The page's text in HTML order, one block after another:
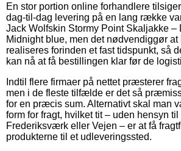
En stor portion online forhandlere
dag-til-dag levering på en lang række
Jack Wolfskin Stormy Point Skaljakke –
Midnight blue, men det nødvendiggør
realiseres forinden et fast tidspunkt, så
kan nå at få bestillingen klar før de
Indtil flere firmaer på nettet præsterer
men i de fleste tilfælde er det så
for en præcis sum. Alternativt skal man
form for fragt, hvilket tit – uden hensyn
Frederiksværk eller Vejen – er at få
produkterne til et udleveringssted.